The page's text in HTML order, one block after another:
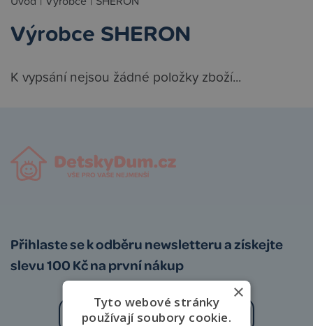
Výrobce SHERON
K vypsání nejsou žádné položky zboží...
Přihlaste se k odběru newsletteru a získejte
slevu 100 Kč na první nákup
×
Tyto webové stránky
používají soubory cookie.